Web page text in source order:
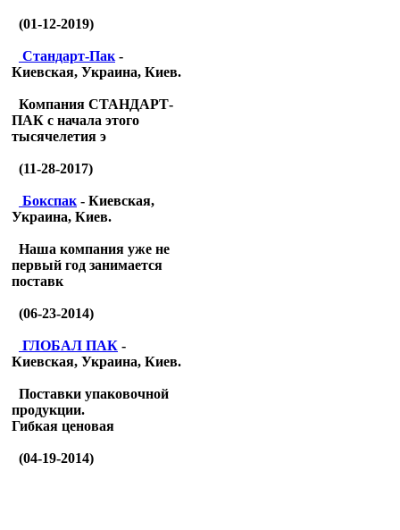
(01-12-2019)
Стандарт-Пак -
Киевская, Украина, Киев.
Компания СТАНДАРТ-
ПАК с начала этого
тысячелетия э
(11-28-2017)
Бокспак - Киевская,
Украина, Киев.
Наша компания уже не
первый год занимается
поставк
(06-23-2014)
ГЛОБАЛ ПАК -
Киевская, Украина, Киев.
Поставки упаковочной
продукции.
Гибкая ценовая
(04-19-2014)